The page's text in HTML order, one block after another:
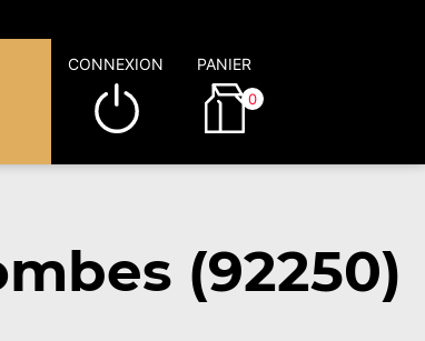
CONNEXION PANIER
0
(92250)